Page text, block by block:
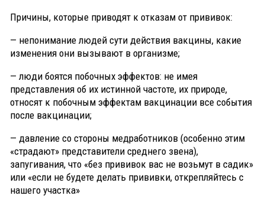
Причины, которые приводят к отказам от прививок:
— непонимание людей сути действия вакцины, какие
изменения они вызывают в организме;
— люди боятся побочных эффектов: не имея
представления об их истинной частоте, их природе,
относят к побочным эффектам вакцинации все события
после вакцинации;
— давление со стороны медработников (особенно этим
«страдают» представители среднего звена),
запугивания, что «без прививок вас не возьмут в садик»
или «если не будете делать прививки, открепляйтесь с
нашего участка»